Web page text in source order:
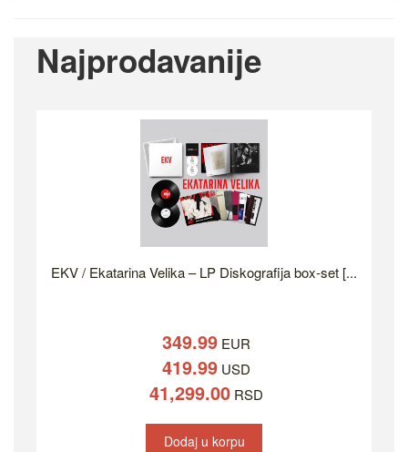
Najprodavanije
EKV / Ekatarina Velika – LP Diskografija box-set [...
349.99 EUR
419.99 USD
41,299.00 RSD
Dodaj u korpu